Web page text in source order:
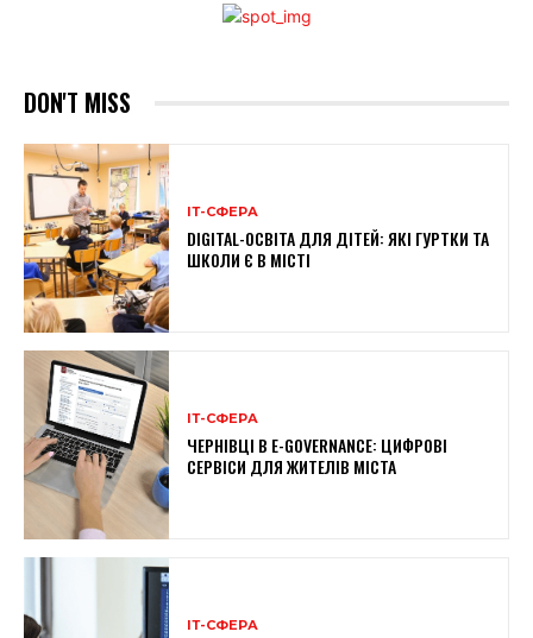
DON'T MISS
ІТ-СФЕРА
DIGITAL-ОСВІТА ДЛЯ ДІТЕЙ: ЯКІ ГУРТКИ ТА
ШКОЛИ Є В МІСТІ
ІТ-СФЕРА
ЧЕРНІВЦІ В E-GOVERNANCE: ЦИФРОВІ
СЕРВІСИ ДЛЯ ЖИТЕЛІВ МІСТА
ІТ-СФЕРА